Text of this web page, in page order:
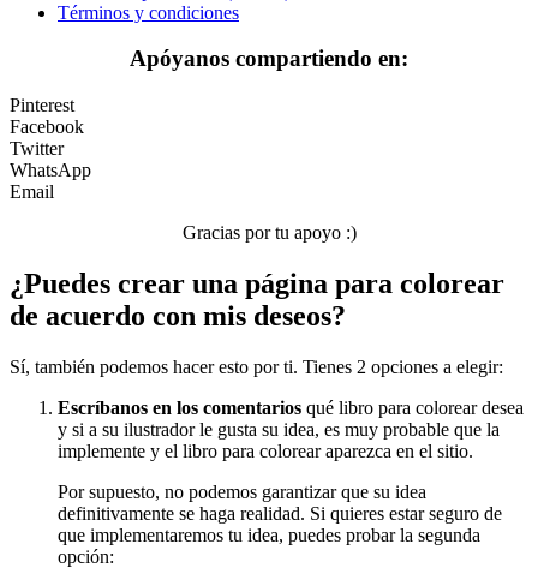
Términos y condiciones
Apóyanos compartiendo en:
Pinterest
Facebook
Twitter
WhatsApp
Email
Gracias por tu apoyo :)
¿Puedes crear una página para colorear
de acuerdo con mis deseos?
Sí, también podemos hacer esto por ti. Tienes 2 opciones a elegir:
Escríbanos en los comentarios qué libro para colorear desea
y si a su ilustrador le gusta su idea, es muy probable que la
implemente y el libro para colorear aparezca en el sitio.
Por supuesto, no podemos garantizar que su idea
definitivamente se haga realidad. Si quieres estar seguro de
que implementaremos tu idea, puedes probar la segunda
opción: